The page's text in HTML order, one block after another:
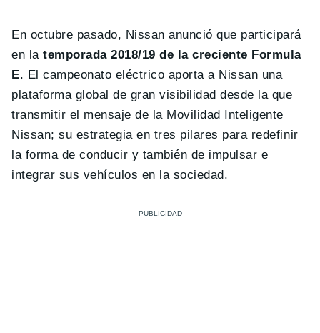
En octubre pasado, Nissan anunció que participará
en latemporada 2018/19 de la creciente Formula
E. El campeonato eléctrico aporta a Nissan una
plataforma global de gran visibilidad desde la que
transmitir el mensaje de la Movilidad Inteligente
Nissan; su estrategia en tres pilares para redefinir
la forma de conducir y también de impulsar e
integrar sus vehículos en la sociedad.